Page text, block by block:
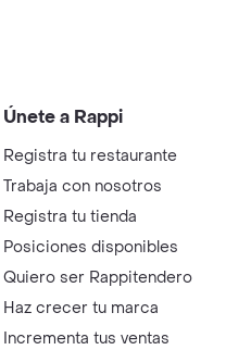
Únete a Rappi
Registra tu restaurante
Trabaja con nosotros
Registra tu tienda
Posiciones disponibles
Quiero ser Rappitendero
Haz crecer tu marca
Incrementa tus ventas